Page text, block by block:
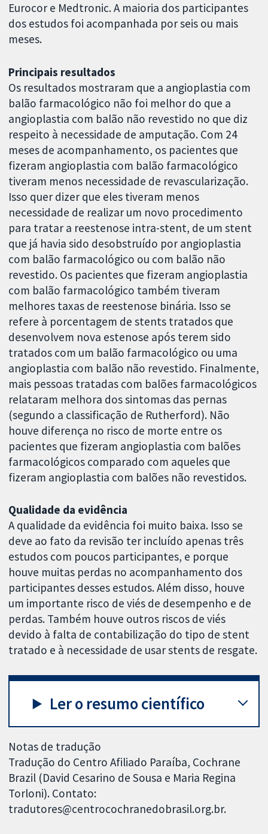
Eurocor e Medtronic. A maioria dos participantes
dos estudos foi acompanhada por seis ou mais
meses.
Principais resultados
Os resultados mostraram que a angioplastia com
balão farmacológico não foi melhor do que a
angioplastia com balão não revestido no que diz
respeito à necessidade de amputação. Com 24
meses de acompanhamento, os pacientes que
fizeram angioplastia com balão farmacológico
tiveram menos necessidade de revascularização.
Isso quer dizer que eles tiveram menos
necessidade de realizar um novo procedimento
para tratar a reestenose intra-stent, de um stent
que já havia sido desobstruído por angioplastia
com balão farmacológico ou com balão não
revestido. Os pacientes que fizeram angioplastia
com balão farmacológico também tiveram
melhores taxas de reestenose binária. Isso se
refere à porcentagem de stents tratados que
desenvolvem nova estenose após terem sido
tratados com um balão farmacológico ou uma
angioplastia com balão não revestido. Finalmente,
mais pessoas tratadas com balões farmacológicos
relataram melhora dos sintomas das pernas
(segundo a classificação de Rutherford). Não
houve diferença no risco de morte entre os
pacientes que fizeram angioplastia com balões
farmacológicos comparado com aqueles que
fizeram angioplastia com balões não revestidos.
Qualidade da evidência
A qualidade da evidência foi muito baixa. Isso se
deve ao fato da revisão ter incluído apenas três
estudos com poucos participantes, e porque
houve muitas perdas no acompanhamento dos
participantes desses estudos. Além disso, houve
um importante risco de viés de desempenho e de
perdas. Também houve outros riscos de viés
devido à falta de contabilização do tipo de stent
tratado e à necessidade de usar stents de resgate.
Ler o resumo científico
Notas de tradução
Tradução do Centro Afiliado Paraíba, Cochrane
Brazil (David Cesarino de Sousa e Maria Regina
Torloni). Contato:
tradutores@centrocochranedobrasil.org.br.